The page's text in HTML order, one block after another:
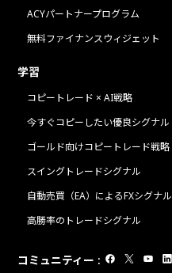
ACYパートナープログラム
無料ファイナンスウィジェット
学習
コピートレード × AI戦略
今すぐコピーしたい優良シグナル
ゴールド向けコピートレード戦略
スイングトレードシグナル
自動売買（EA）によるFXシグナル
高勝率のトレードシグナル
コミュニティー :